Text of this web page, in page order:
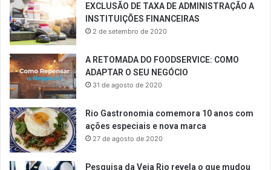
EXCLUSÃO DE TAXA DE ADMINISTRAÇÃO A
INSTITUIÇÕES FINANCEIRAS
2 de setembro de 2020
A RETOMADA DO FOODSERVICE: COMO
ADAPTAR O SEU NEGÓCIO
31 de agosto de 2020
Rio Gastronomia comemora 10 anos com
ações especiais e nova marca
27 de agosto de 2020
Pesquisa da Veja Rio revela o que mudou